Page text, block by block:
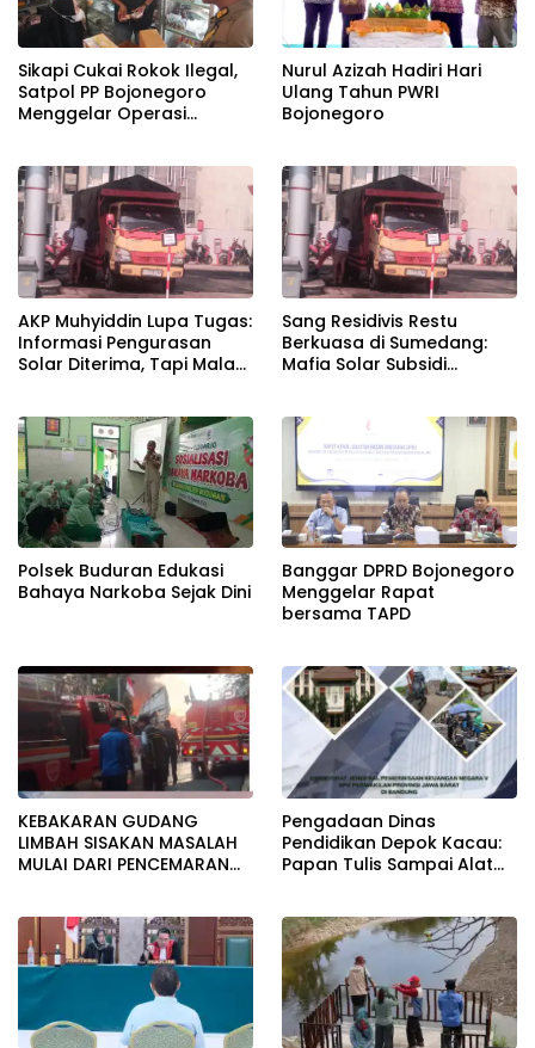
Sikapi Cukai Rokok Ilegal,
Satpol PP Bojonegoro
Menggelar Operasi
Nurul Azizah Hadiri Hari
Ulang Tahun PWRI
Bojonegoro
AKP Muhyiddin Lupa Tugas:
Informasi Pengurasan
Solar Diterima, Tapi Malah
Sang Residivis Restu
Berkuasa di Sumedang:
Mafia Solar Subsidi
Bungkam
Polsek Buduran Edukasi
Bahaya Narkoba Sejak Dini
Banggar DPRD Bojonegoro
Menggelar Rapat
bersama TAPD
KEBAKARAN GUDANG
LIMBAH SISAKAN MASALAH
MULAI DARI PENCEMARAN
IZIN LINGKUNGAN
Pengadaan Dinas
Pendidikan Depok Kacau:
Papan Tulis Sampai Alat
Disembunyikan!